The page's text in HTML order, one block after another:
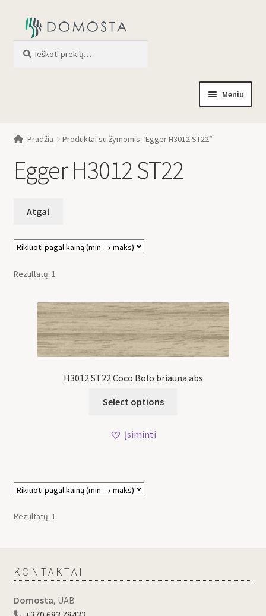
Meniu
Apie mus
Profilis
Pradžia Produktai su žymomis “Egger H3012 ST22”
Egger H3012 ST22
Rezultatų: 1
H3012 ST22 Coco Bolo briauna abs
Select options
Įsiminti
Rezultatų: 1
KONTAKTAI
Domosta, UAB